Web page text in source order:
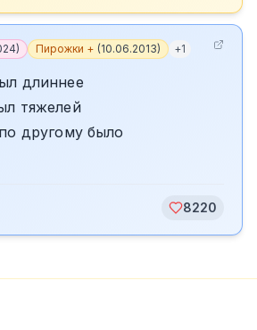
) Пирожки + (10.06.2013) +1
длиннее
тяжелей
другому было
8220